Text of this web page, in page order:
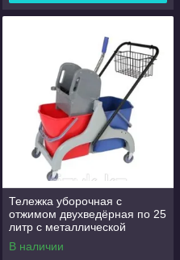
Тележка уборочная с
отжимом двухведёрная по 25
литр с металлической
корзиной для чистящих
средств
В наличии